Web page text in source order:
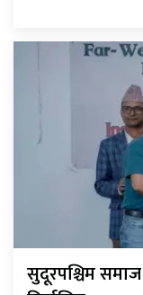
सुदूरपश्चिम समाज